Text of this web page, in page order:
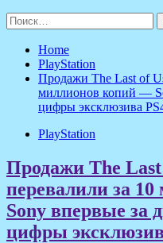
Найти:
Home
PlayStation
Продажи The Last of
миллионов копий —
цифры эксклюзива
PlayStation
Продажи The
перевалили за
Sony впервые за
цифры